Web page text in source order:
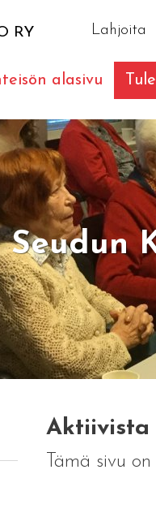
RY Lahjoita
alasivu
Seudun
Aktiivista
Tämä sivu on